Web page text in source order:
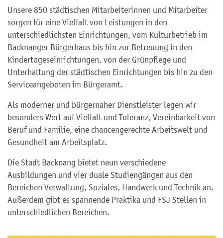
Unsere 850 städtischen Mitarbeiterinnen und Mitarbeiter
sorgen für eine Vielfalt von Leistungen in den
unterschiedlichsten Einrichtungen, vom Kulturbetrieb im
Backnanger Bürgerhaus bis hin zur Betreuung in den
Kindertageseinrichtungen, von der Grünpflege und
Unterhaltung der städtischen Einrichtungen bis hin zu den
Serviceangeboten im Bürgeramt.
Als moderner und bürgernaher Dienstleister legen wir
besonders Wert auf Vielfalt und Toleranz, Vereinbarkeit von
Beruf und Familie, eine chancengerechte Arbeitswelt und
Gesundheit am Arbeitsplatz.
Die Stadt Backnang bietet neun verschiedene
Ausbildungen und vier duale Studiengängen aus den
Bereichen Verwaltung, Soziales, Handwerk und Technik an.
Außerdem gibt es spannende Praktika und FSJ Stellen in
unterschiedlichen Bereichen.